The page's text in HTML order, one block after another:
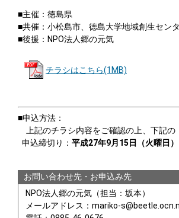
■主催：徳島県
■共催：小松島市、徳島大学地域創生セン
■後援：NPO法人郷の元気
チラシはこちら(1MB)
■申込方法：
上記のチラシ内容をご確認の上、下記
申込締切り： 平成27年9月15日（火曜日）
お問い合わせ先・お申込み先
NPO法人郷の元気（担当：坂本）
メールアドレス：mariko-